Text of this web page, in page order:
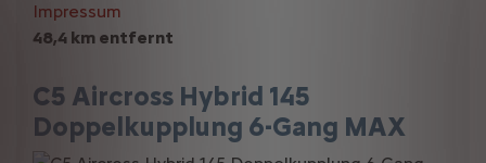
48,4 km entfernt
C5 Aircross Hybrid 145
Doppelkupplung 6-Gang MAX
Impressum